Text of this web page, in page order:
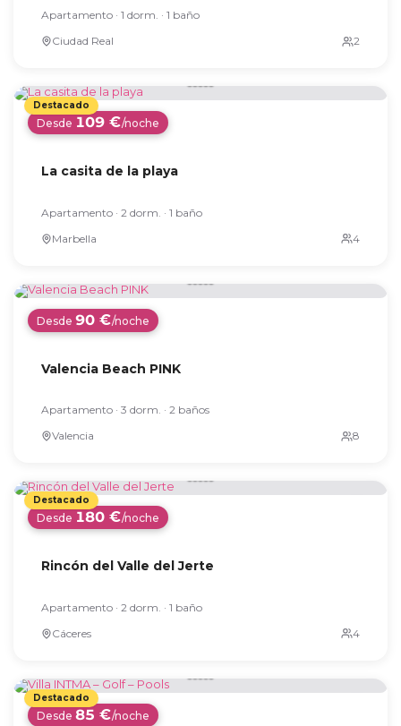
Apartamento · 1 dorm. · 1 baño
Ciudad Real
Desde 109 €/noche
La casita de la playa
Apartamento · 2 dorm. · 1 baño
Marbella
Desde90 €/noche
Valencia Beach PINK
Apartamento · 3 dorm. · 2 baños
Valencia
Desde 180 €/noche
Rincón del Valle del Jerte
Apartamento · 2 dorm. · 1 baño
Cáceres
Desde85 €/noche